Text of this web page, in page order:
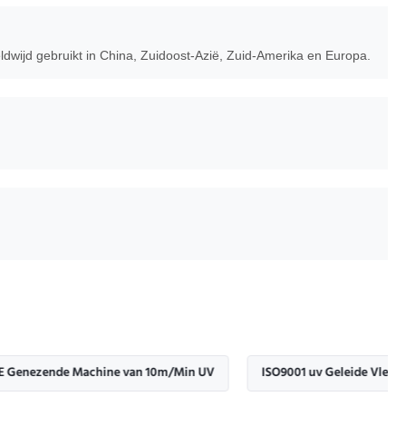
gebruikt in China, Zuidoost-Azië, Zuid-Amerika en Europa.
Machine van 10m/Min UV ISO9001 uv Geleide Vlek die